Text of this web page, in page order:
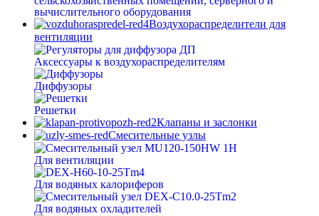
вычислительного оборудования
Воздухораспределители для
вентиляции
Аксессуары к воздухораспределителям
Диффузоры
Решетки
Клапаны и заслонки
Смесительные узлы
Для вентиляции
Для водяных калориферов
Для водяных охладителей